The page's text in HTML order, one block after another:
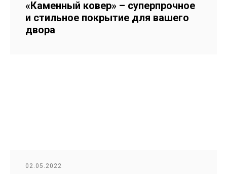
«Каменный ковер» – суперпрочное
и стильное покрытие для вашего
двора
02.05.2022